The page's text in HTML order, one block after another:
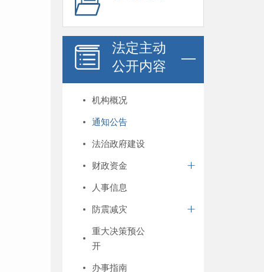
法定主动
公开内容
机构概况
通知公告
法治政府建设
财政资金
人事信息
防震减灾
重大决策预公
开
办事指南